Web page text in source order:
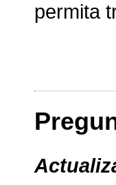
permita